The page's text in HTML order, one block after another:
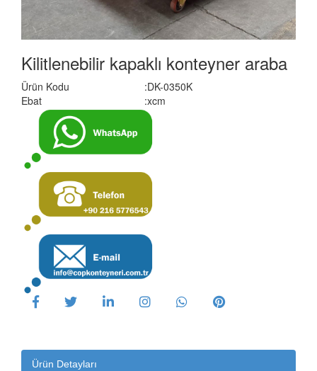
Kilitlenebilir kapaklı konteyner araba
Ürün Kodu
:DK-0350K
Ebat
:xcm
Ürün Detayları